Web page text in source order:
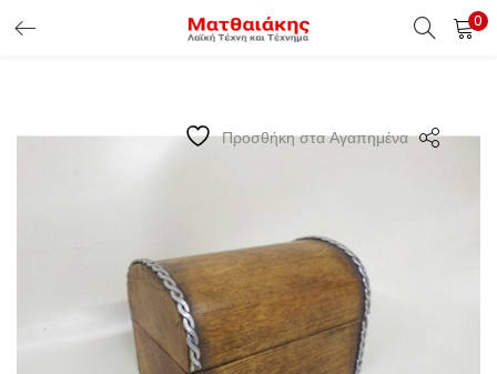
0
Προσθήκη στα Αγαπημένα
ΕΊΣΟΔΟΣ ΠΕΛΑΤΏΝ
πελάτης.
Υπενθύμιση κωδικού
Είσοδος Πελατών